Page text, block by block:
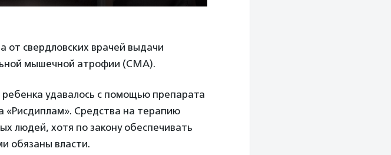
от свердловских врачей выдачи
мышечной атрофии (СМА).
удавалось с помощью препарата
«Рисдиплам». Средства на терапию
людей, хотя по закону обеспечивать
обязаны власти.